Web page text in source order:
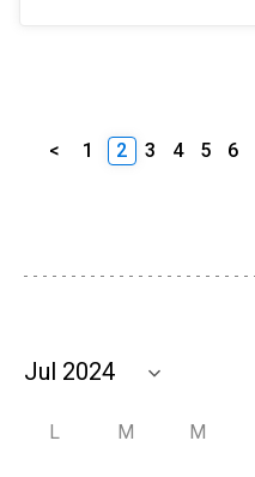
< 1 2 3 4 5 6
L M M